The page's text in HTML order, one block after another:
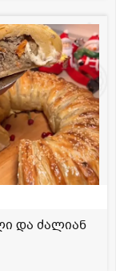
და ძალიან